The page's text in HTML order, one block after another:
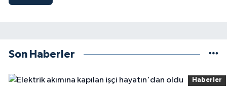
Son Haberler
Haberler